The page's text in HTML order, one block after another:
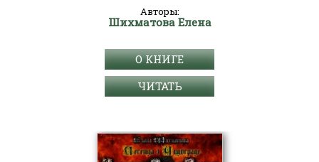
Авторы:
Шихматова Елена
О КНИГЕ
ЧИТАТЬ